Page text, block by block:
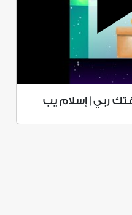
ربي | إسلام يب